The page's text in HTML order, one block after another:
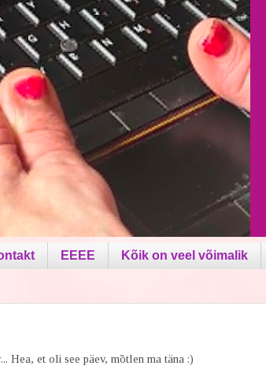
EEEE Kõik on veel võimalik
Hea, et oli see päev, mõtlen ma täna :)